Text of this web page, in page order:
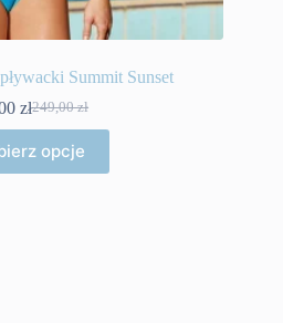
Summit Sunset
249,00zł
Pierwotna
cena
wynosiła:
249,00 zł.
złAktualna
cena
wynosi:
229,00 zł.
opcje
produkt
ma